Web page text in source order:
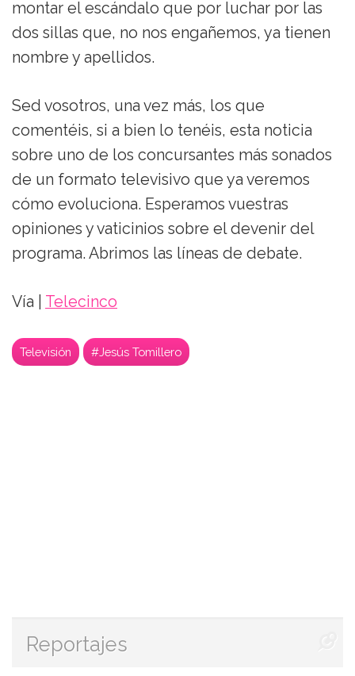
montar el escándalo que por luchar por las
dos sillas que, no nos engañemos, ya tienen
nombre y apellidos.
Sed vosotros, una vez más, los que
comentéis, si a bien lo tenéis, esta noticia
sobre uno de los concursantes más sonados
de un formato televisivo que ya veremos
cómo evoluciona. Esperamos vuestras
opiniones y vaticinios sobre el devenir del
programa. Abrimos las líneas de debate.
Vía | Telecinco
Televisión #Jesús Tomillero
Reportajes